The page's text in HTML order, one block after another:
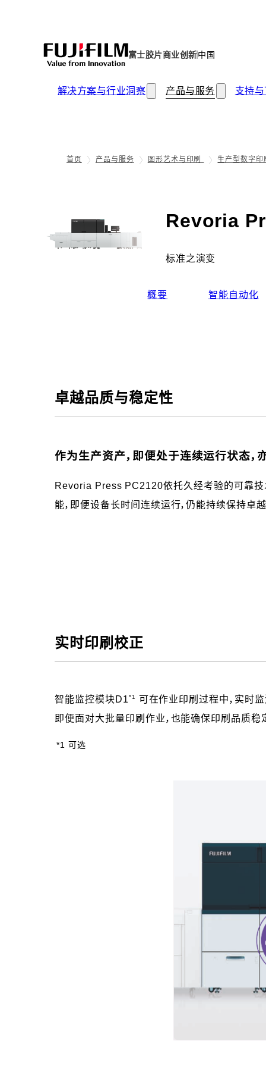
富士胶片商业创新中国
解决方案与行业洞察 产品与服务 支持
首页 产品与服务 图形艺术与印刷 生产型数字印
Revoria
标准之演变
概要 智能自动化
卓越品质与稳定性
作为生产资产，即便处于连续运行状态，
Revoria Press PC2120依托久经考验的可靠技
能，即便设备长时间连续运行，仍能持续保持卓
实时印刷校正
智能监控模块D1*1
可在作业印刷过程中，实时
即便面对大批量印刷作业，也能确保印刷品质
*1 可选